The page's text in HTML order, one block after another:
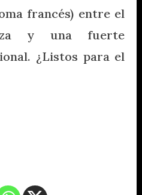
francés) entre el
y una fuerte
¿Listos para el